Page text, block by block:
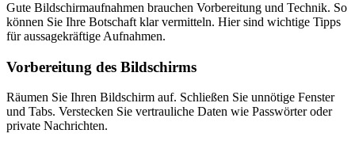
Gute Bildschirmaufnahmen brauchen Vorbereitung und Technik. So
können Sie Ihre Botschaft klar vermitteln. Hier sind wichtige Tipps
für aussagekräftige Aufnahmen.
Vorbereitung des Bildschirms
Räumen Sie Ihren Bildschirm auf. Schließen Sie unnötige Fenster
und Tabs. Verstecken Sie vertrauliche Daten wie Passwörter oder
private Nachrichten.